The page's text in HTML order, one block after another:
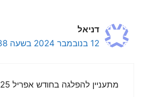
דניאל
12 בנובמבר 2024 בשעה 21:38
מתעניין להפלגה בחודש אפריל 2025